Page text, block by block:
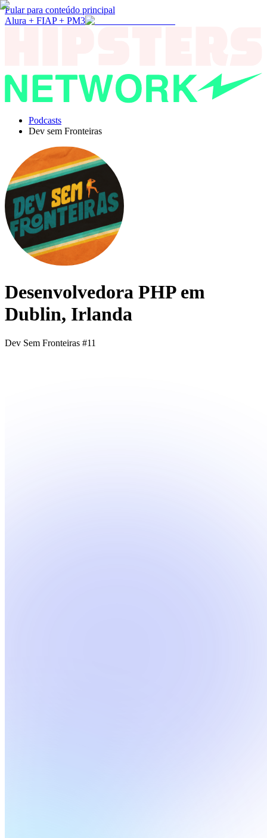
Pular para conteúdo principal
Alura + FIAP + PM3
Podcasts
Dev sem Fronteiras
Desenvolvedora PHP em
Dublin, Irlanda
Dev Sem Fronteiras #11